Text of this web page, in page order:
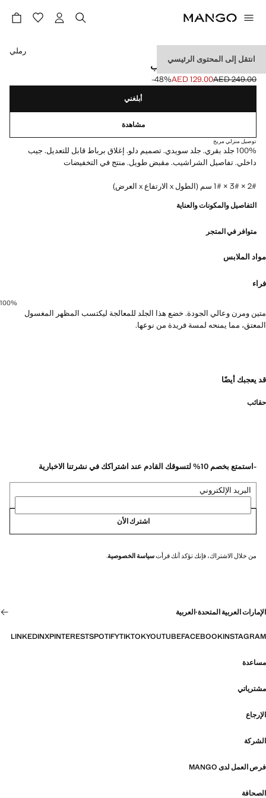
انتقل إلى المحتوى الرئيسي
حقيبة باكت من الجلد بأهداب
السعر الأول محذوف [AED 249.00 ]
AED 249.00
السعر الحالي [AED 129.00 ]AED 129.00
‎-48‎%‎
حدد اللون
رملي
أبلغني
مشاهدة
توصيل منزلي مريح
100% جلد بقري. جلد سويدي. تصميم دلو. إغلاق برباط قابل للتعديل. جيب
داخلي. تفاصيل الشراشيب. مقبض طويل. منتج في التخفيضات
2# × 3# × 1# سم (الطول x الارتفاع x العرض)
التفاصيل والمكونات والعناية
متوافر في المتجر
مواد الملابس
فراء
100‎%‎
متين ومرن وعالي الجودة. خضع هذا الجلد للمعالجة ليكتسب المظهر المغسول
المعتق، مما يمنحه لمسة فريدة من نوعها.
قد يعجبك أيضًا
حقائب
-استمتع بخصم 10% لتسوقك القادم عند اشتراكك في نشرتنا الاخبارية
البريد الإلكتروني
اشترك الأن
من خلال الاشتراك، فإنك تؤكد أنك قرأتسياسة الخصوصية.
الإمارات العربية المتحدة·العربية
INSTAGRAM
FACEBOOK
YOUTUBE
TIKTOK
SPOTIFY
PINTEREST
X
LINKEDIN
مساعدة
مشترياتي
الإرجاع
الشركة
فرص العمل لدى MANGO
الصحافة